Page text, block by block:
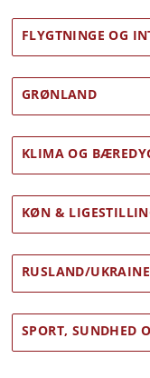
FLYGTNINGE OG
GRØNLAND
KLIMA OG
KØN &
RUSLAND/UKRAINE
SPORT, SUNDHED